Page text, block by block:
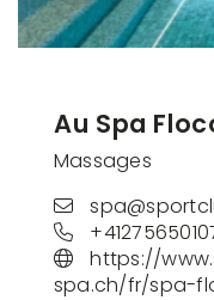
Au Spa
Massages
https://
spa.ch/fr/spa-